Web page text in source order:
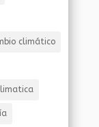
climático